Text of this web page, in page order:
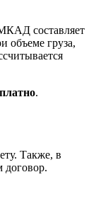
составляет
объеме груза,
.
Также, в
договор.